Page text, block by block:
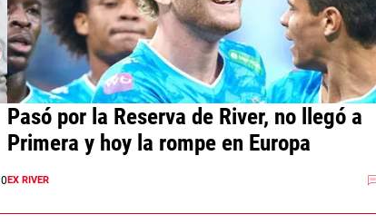
0
Pasó por la Reserva de River, no llegó a
Primera y hoy la rompe en Europa
EX RIVER